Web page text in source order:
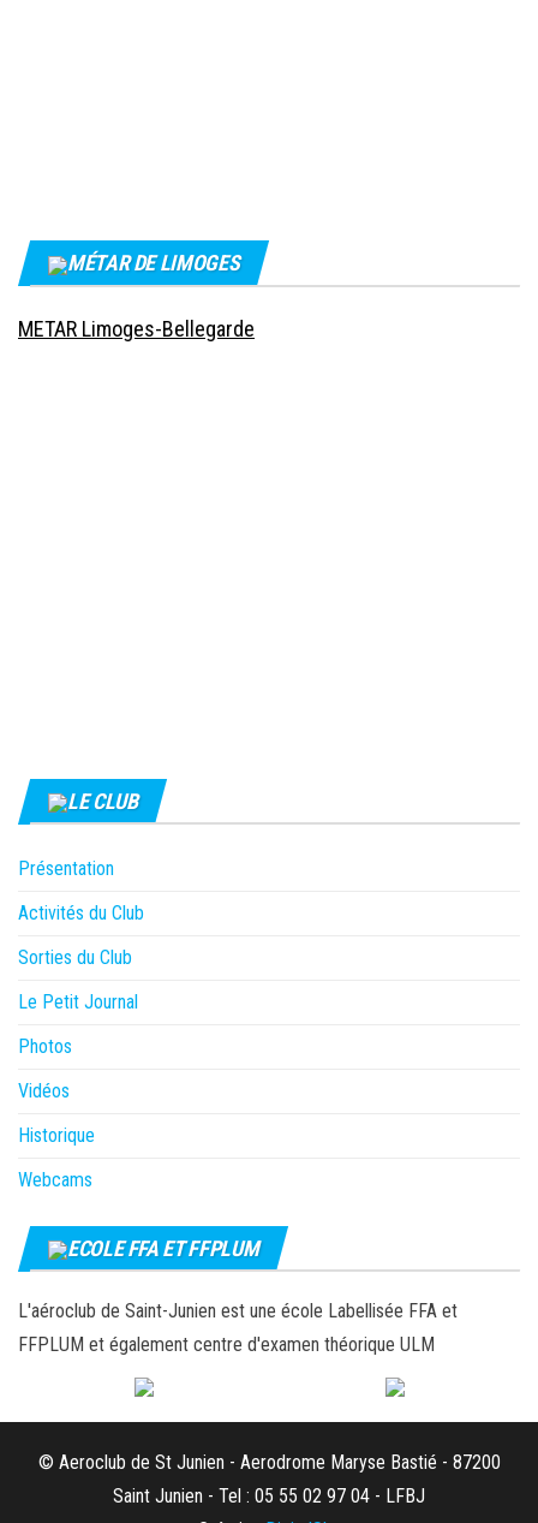
MÉTAR DE LIMOGES
METAR Limoges-Bellegarde
LE CLUB
Présentation
Activités du Club
Sorties du Club
Le Petit Journal
Photos
Vidéos
Historique
Webcams
ECOLE FFA ET FFPLUM
L'aéroclub de Saint-Junien est une école Labellisée FFA et
FFPLUM et également centre d'examen théorique ULM
© Aeroclub de St Junien - Aerodrome Maryse Bastié - 87200
Saint Junien - Tel : 05 55 02 97 04 - LFBJ